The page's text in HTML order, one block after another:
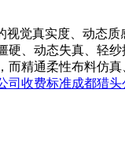
觉真实度、动态
、动态失真、轻
精通柔性布料仿
司收费标准成都猎头